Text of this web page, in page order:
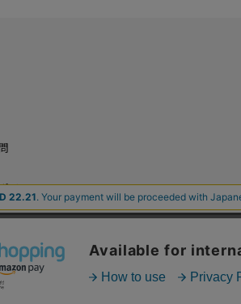
リシー
当サイトでは利用体験の向上
サイトの閲覧を継続された場
詳細については
プライバシーポ